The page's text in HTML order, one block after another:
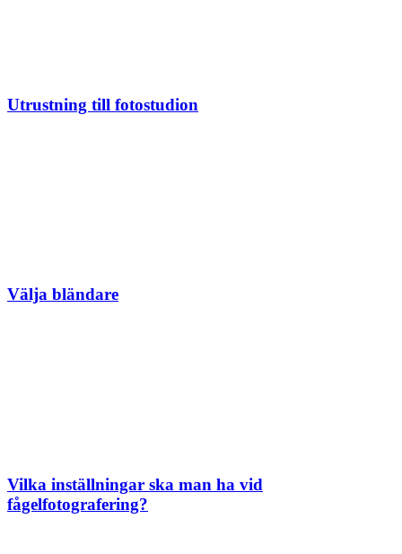
Utrustning till fotostudion
Välja bländare
Vilka inställningar ska man ha vid
fågelfotografering?